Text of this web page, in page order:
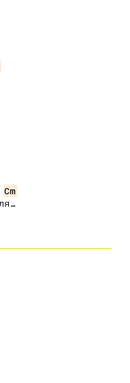
Cm